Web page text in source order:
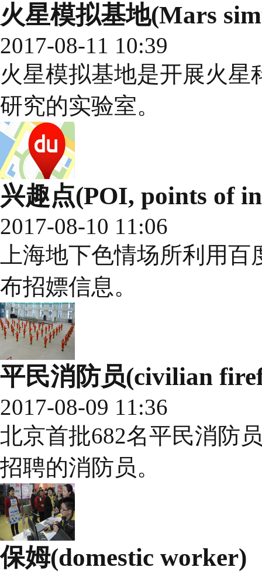
火星模拟基地(Mars
2017-08-11 10:39
火星模拟基地是开展火
研究的实验室。
兴趣点(POI, points of
2017-08-10 11:06
上海地下色情场所利用
布招嫖信息。
平民消防员(civilian
2017-08-09 11:36
北京首批682名平民消防
招聘的消防员。
保姆(domestic worker)